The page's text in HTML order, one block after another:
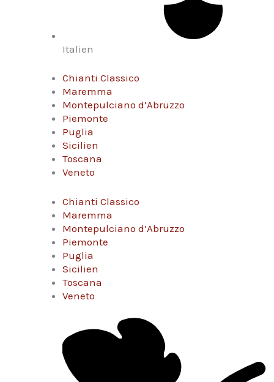
Italien
Chianti Classico
Maremma
Montepulciano d’Abruzzo
Piemonte
Puglia
Sicilien
Toscana
Veneto
Chianti Classico
Maremma
Montepulciano d’Abruzzo
Piemonte
Puglia
Sicilien
Toscana
Veneto